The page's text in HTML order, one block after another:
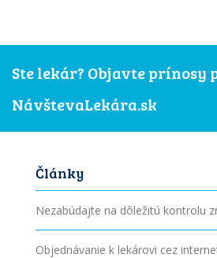
Ste lekár? Objavte prínosy
NávštevaLekára.sk
Články
Nezabúdajte na dôležitú kontrolu
Objednávanie k lekárovi cez